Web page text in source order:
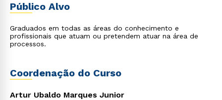
Público Alvo
Graduados em todas as áreas do conhecimento e
profissionais que atuam ou pretendem atuar na área de
processos.
Coordenação do Curso
Artur Ubaldo Marques Junior